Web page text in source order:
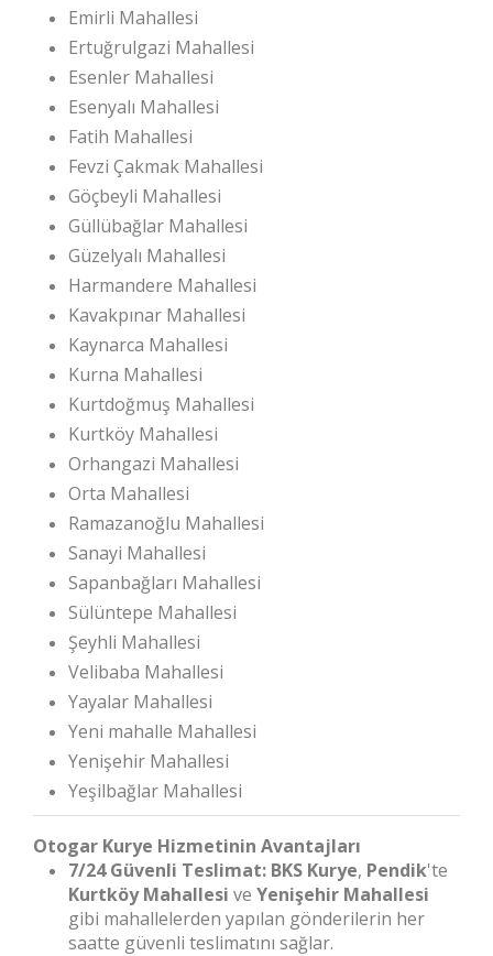
Emirli Mahallesi
Ertuğrulgazi Mahallesi
Esenler Mahallesi
Esenyalı Mahallesi
Fatih Mahallesi
Fevzi Çakmak Mahallesi
Göçbeyli Mahallesi
Güllübağlar Mahallesi
Güzelyalı Mahallesi
Harmandere Mahallesi
Kavakpınar Mahallesi
Kaynarca Mahallesi
Kurna Mahallesi
Kurtdoğmuş Mahallesi
Kurtköy Mahallesi
Orhangazi Mahallesi
Orta Mahallesi
Ramazanoğlu Mahallesi
Sanayi Mahallesi
Sapanbağları Mahallesi
Sülüntepe Mahallesi
Şeyhli Mahallesi
Velibaba Mahallesi
Yayalar Mahallesi
Yeni mahalle Mahallesi
Yenişehir Mahallesi
Yeşilbağlar Mahallesi
Otogar Kurye Hizmetinin Avantajları
7/24 Güvenli Teslimat: BKS Kurye, Pendik'te
Kurtköy Mahallesi ve Yenişehir Mahallesi
gibi mahallelerden yapılan gönderilerin her
saatte güvenli teslimatını sağlar.